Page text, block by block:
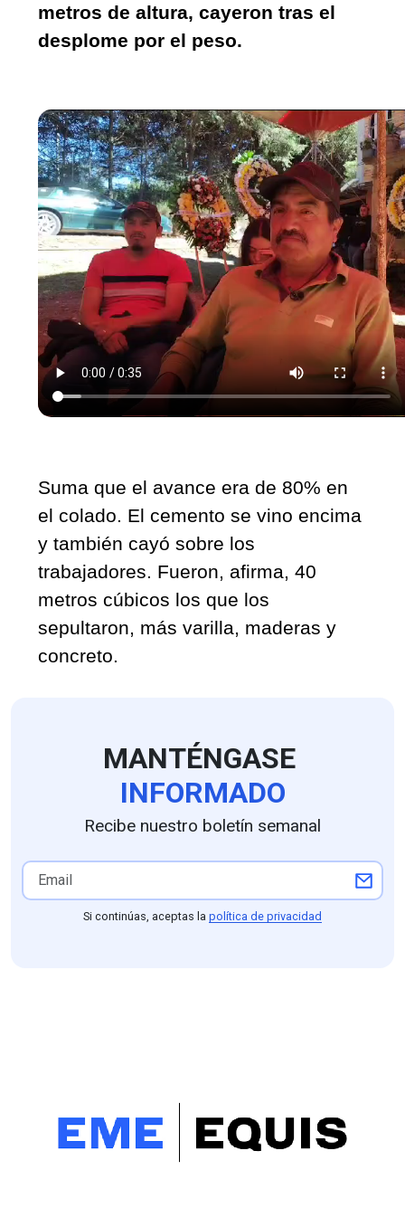
metros de altura, cayeron tras el
desplome por el peso.
Suma que el avance era de 80% en
el colado. El cemento se vino encima
y también cayó sobre los
trabajadores. Fueron, afirma, 40
metros cúbicos los que los
sepultaron, más varilla, maderas y
concreto.
MANTÉNGASE
INFORMADO
Recibe nuestro boletín semanal
Si continúas, aceptas la política de privacidad